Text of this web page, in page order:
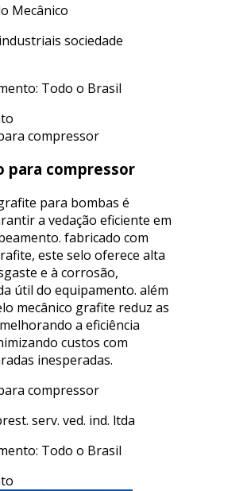
sociedade
Todo o Brasil
para compressor
para bombas é
a vedação eficiente em
fabricado com
este selo oferece alta
e à corrosão,
útil do equipamento. além
mecânico grafite reduz as
a eficiência
custos com
inesperadas.
serv. ved. ind. ltda
Todo o Brasil